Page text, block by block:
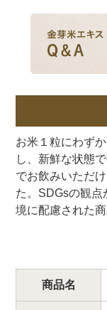
お米１粒にわず
し、新鮮な状態
でお飲みいただ
た。SDGsの観点
境に配慮された商
商品名